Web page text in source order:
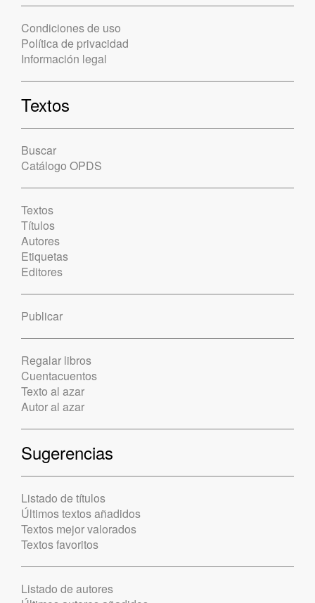
Condiciones de uso
Política de privacidad
Información legal
Textos
Buscar
Catálogo OPDS
Textos
Títulos
Autores
Etiquetas
Editores
Publicar
Regalar libros
Cuentacuentos
Texto al azar
Autor al azar
Sugerencias
Listado de títulos
Últimos textos añadidos
Textos mejor valorados
Textos favoritos
Listado de autores